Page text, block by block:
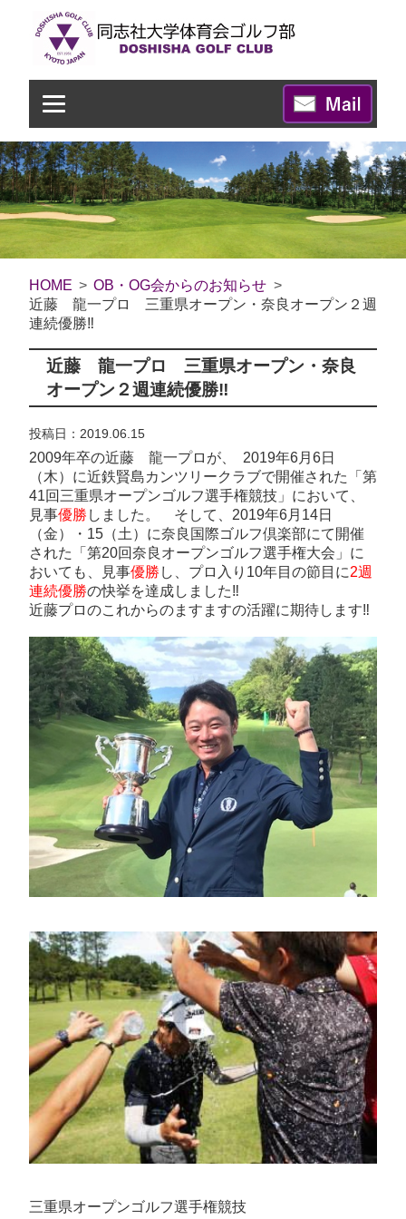
HOME
OB・OG会からのお知らせ
近藤 龍一プロ 三重県オープン・奈良オープン２週
連続優勝‼︎
近藤 龍一プロ 三重県オープン・奈良
オープン２週連続優勝‼︎
投稿日：2019.06.15
2009年卒の近藤 龍一プロが、 2019年6月6日
（木）に近鉄賢島カンツリークラブで開催された「第
41回三重県オープンゴルフ選手権競技」において、
見事優勝 しました。 そして、2019年6月14日
（金）・15（土）に奈良国際ゴルフ倶楽部にて開催
された「第20回奈良オープンゴルフ選手権大会」に
おいても、見事優勝 し、プロ入り10年目の節目に2週
連続優勝の快挙を達成しました‼︎
近藤プロのこれからのますますの活躍に期待します‼︎
三重県オープンゴルフ選手権競技